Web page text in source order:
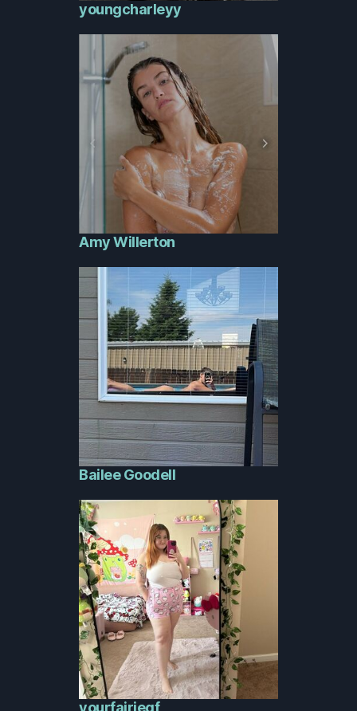
youngcharleyy
Amy Willerton
Bailee Goodell
yourfairiegf